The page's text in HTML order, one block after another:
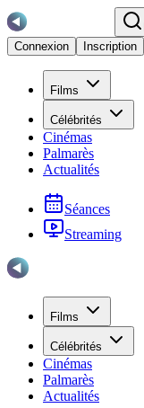
Connexion
Inscription
Films
Célébrités
Cinémas
Palmarès
Actualités
Séances
Streaming
Films
Célébrités
Cinémas
Palmarès
Actualités